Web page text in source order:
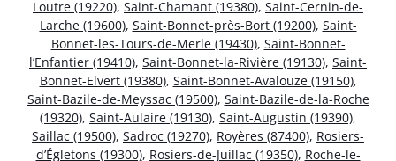
Loutre (19220), Saint-Chamant (19380), Saint-Cernin-de-
Larche (19600), Saint-Bonnet-près-Bort (19200), Saint-
Bonnet-les-Tours-de-Merle (19430), Saint-Bonnet-
l’Enfantier (19410), Saint-Bonnet-la-Rivière (19130), Saint-
Bonnet-Elvert (19380), Saint-Bonnet-Avalouze (19150),
Saint-Bazile-de-Meyssac (19500), Saint-Bazile-de-la-Roche
(19320), Saint-Aulaire (19130), Saint-Augustin (19390),
Saillac (19500), Sadroc (19270), Royères (87400), Rosiers-
d’Égletons (19300), Rosiers-de-Juillac (19350), Roche-le-